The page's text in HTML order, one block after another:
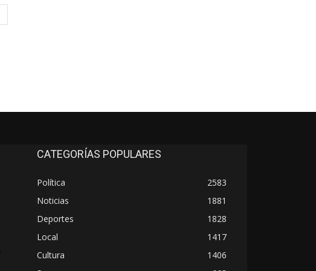
web:
CATEGORÍAS POPULARES
Política
2583
Noticias
1881
Deportes
1828
Local
1417
Cultura
1406